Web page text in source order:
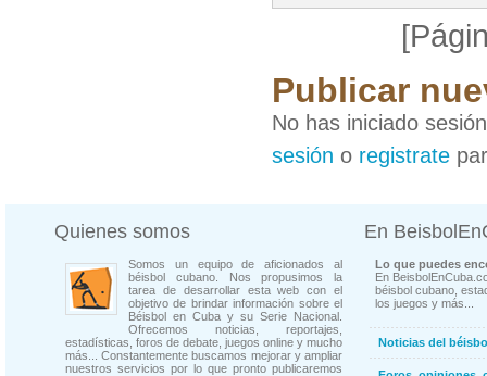
Publicar
No has iniciado
sesión o registrate
Quienes somos
Somos un equipo de aficionados al
béisbol cubano. Nos propusimos la
tarea de desarrollar esta web con el
objetivo de brindar información sobre el
Béisbol en Cuba y su Serie Nacional.
Ofrecemos noticias, reportajes,
estadísticas, foros de debate, juegos online y mucho
más... Constantemente buscamos mejorar y ampliar
nuestros servicios por lo que pronto publicaremos
En
Lo que puedes
En
béisbol cubano,
los juegos y más...
Noticias del